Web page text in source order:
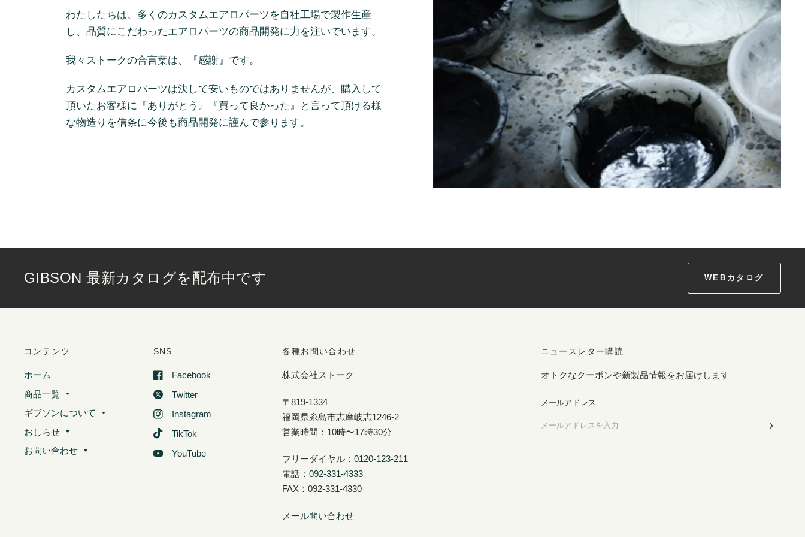
わたしたちは、多くのカスタムエアロパーツを自社工場で製作生産
し、品質にこだわったエアロパーツの商品開発に力を注いでいます。
我々ストークの合言葉は、『感謝』です。
カスタムエアロパーツは決して安いものではありませんが、購入して
頂いたお客様に『ありがとう』『買って良かった』と言って頂ける様
な物造りを信条に今後も商品開発に謹んで参ります。
GIBSON 最新カタログを配布中です WEBカタログ
コンテンツ
ホーム
商品一覧
ギブソンについて
おしらせ
お問い合わせ
SNS
Facebook
Twitter
Instagram
TikTok
YouTube
各種お問い合わせ
株式会社ストーク
〒819-1334
福岡県糸島市志摩岐志1246-2
営業時間：10時〜17時30分
フリーダイヤル：0120-123-211
電話：092-331-4333
FAX：092-331-4330
メール問い合わせ
ニュースレター購読
オトクなクーポンや新製品情報をお届けします
メールアドレス